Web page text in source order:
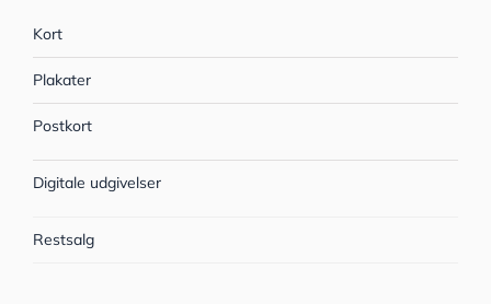
Kort
Plakater
Postkort
Digitale udgivelser
Restsalg